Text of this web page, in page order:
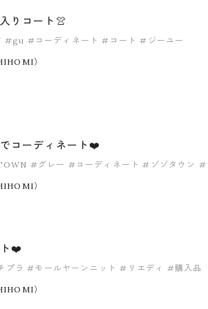
りコート👚
#gu #コーディネート #コート #ジーユー
）
コーディネート❤️
#グレー #コーディネート #ゾゾタウン #
）
ト❤️
プラ #モールヤーンニット #リエディ #購入品
）